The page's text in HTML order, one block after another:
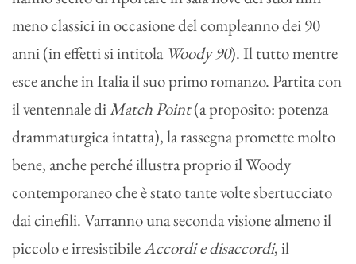
meno classici in occasione del compleanno dei 90
anni (in effetti si intitola Woody 90). Il tutto mentre
esce anche in Italia il suo primo romanzo. Partita con
il ventennale diMatch Point(a proposito: potenza
drammaturgica intatta), la rassegna promette molto
bene, anche perché illustra proprio il Woody
contemporaneo che è stato tante volte sbertucciato
dai cinefili. Varranno una seconda visione almeno il
piccolo e irresistibileAccordi e disaccordi, il